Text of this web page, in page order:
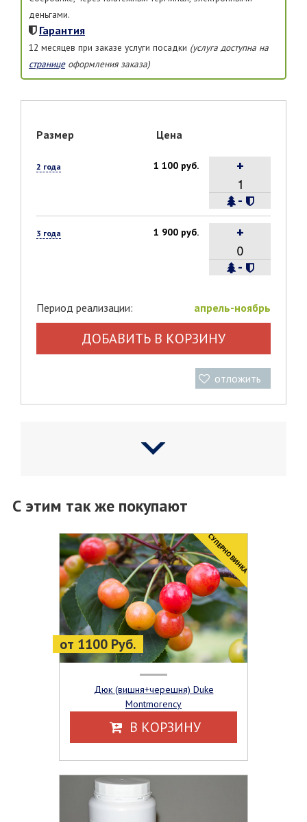
деньгами.
Гарантия
12 месяцев при заказе услуги посадки (услуга доступна на
страницеоформления заказа)
Размер Цена
2 года 1 100 руб.
-
+
3 года 1 900 руб.
-
+
Период реализации: апрель-ноябрь
ДОБАВИТЬ В КОРЗИНУ
отложить
С этим так же покупают
от 1100 Руб.
CУПЕРНОВИНКА
Дюк (вишня+черешня) Duke
Montmorency
В КОРЗИНУ